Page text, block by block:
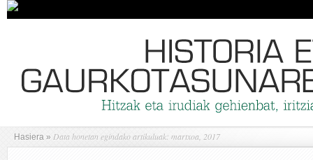
Hasiera » Data honetan egindako artikuluak: martxoa, 2017